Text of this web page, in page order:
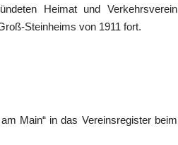
Heimat und Verkehrsverein
Steinheims von 1911 fort.
Main“ in das Vereinsregister beim